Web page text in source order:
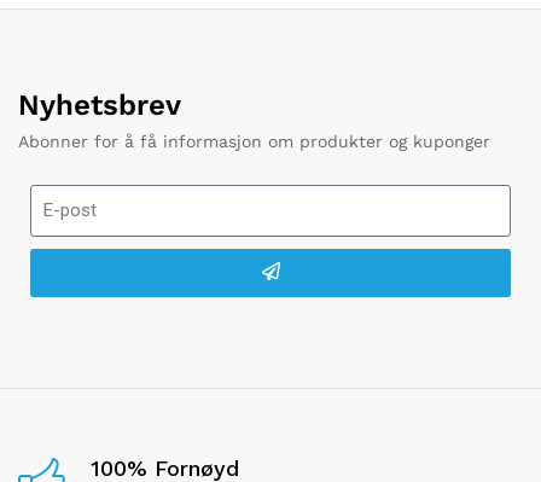
Nyhetsbrev
Abonner for å få informasjon om produkter og kuponger
100% Fornøyd